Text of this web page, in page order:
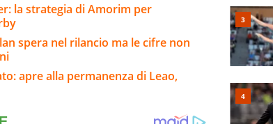
la strategia di Amorim per
spera nel rilancio ma le cifre non
apre alla permanenza di Leao,